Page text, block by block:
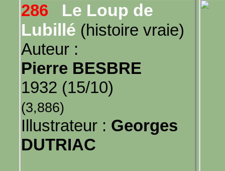
286
Le Loup de
Lubillé (histoire vraie)
Auteur :
Pierre BESBRE
1932 (15/10)
(3,886)
Illustrateur : Georges
DUTRIAC